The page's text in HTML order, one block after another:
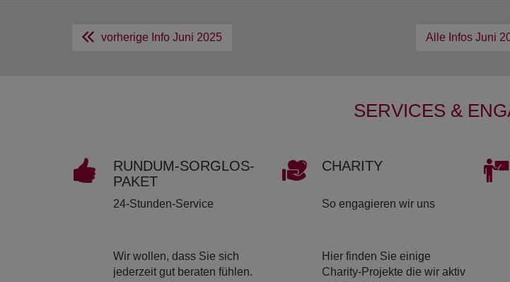
vorherige Info Juni 2025 Alle Infos Juni
SERVICES &
RUND­UM-SORG­LOS-
PAKET
24-Stunden-Service
Wir wollen, dass Sie sich
jederzeit gut beraten fühlen.
CHA­RI­TY
So engagieren wir uns
Hier finden Sie einige
Charity-Projekte die wir aktiv